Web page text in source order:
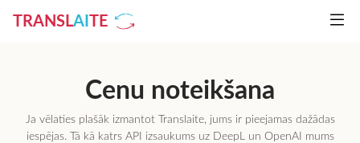
TRANSLAI TE
Cenu noteikšana
Ja vēlaties plašāk izmantot Translaite, jums ir pieejamas dažādas
iespējas. Tā kā katrs API izsaukums uz DeepL un OpenAI mums